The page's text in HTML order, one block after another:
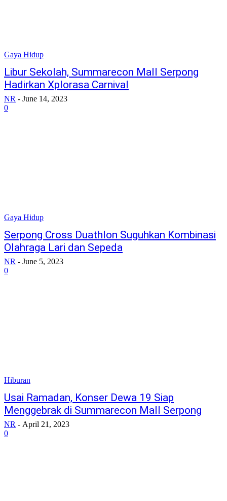
Gaya Hidup
Libur Sekolah, Summarecon Mall Serpong
Hadirkan Xplorasa Carnival
NR - June 14, 2023
0
Gaya Hidup
Serpong Cross Duathlon Suguhkan Kombinasi
Olahraga Lari dan Sepeda
NR - June 5, 2023
0
Hiburan
Usai Ramadan, Konser Dewa 19 Siap
Menggebrak di Summarecon Mall Serpong
NR - April 21, 2023
0